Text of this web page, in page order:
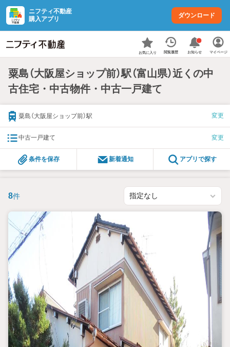
ニフティ不動産
購入アプリ
ダウンロード
お気に入り 閲覧履歴 お知らせ マイページ
粟島（大阪屋ショップ前）駅（富山県）近くの中
古住宅・中古物件・中古一戸建て
粟島（大阪屋ショップ前）駅 変更
中古一戸建て 変更
条件を保存 新着通知 アプリで探す
8件